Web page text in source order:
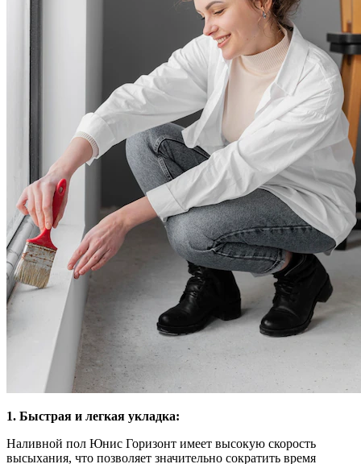
1. Быстрая и легкая укладка:
Наливной пол Юнис Горизонт имеет высокую скорость
высыхания, что позволяет значительно сократить время